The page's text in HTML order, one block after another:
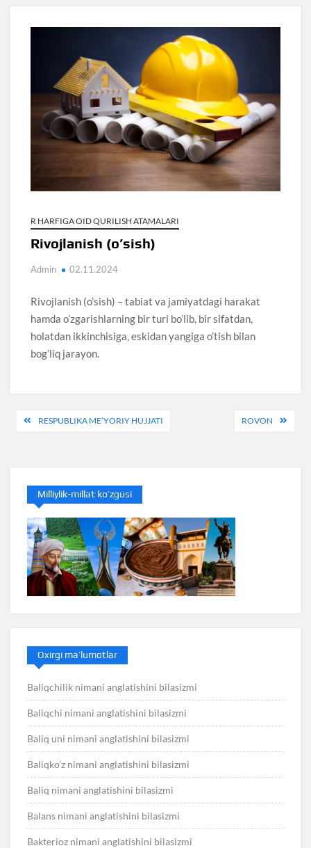
R HARFIGA OID QURILISH ATAMALARI
Rivojlanish (o’sish)
Admin 02.11.2024
Rivojlanish (o’sish) – tabiat va jamiyatdagi harakat
hamda o’zgarishlarning bir turi bo’lib, bir sifatdan,
holatdan ikkinchisiga, eskidan yangiga o’tish bilan
bog’liq jarayon.
PostRESPUBLIKA ME’YORIY HUJJATI ROVON
Milliylik-millat ko’zgusi
Oxirgi ma’lumotlar
Baliqchilik nimani anglatishini bilasizmi
Baliqchi nimani anglatishini bilasizmi
Baliq uni nimani anglatishini bilasizmi
Baliqko’z nimani anglatishini bilasizmi
Baliq nimani anglatishini bilasizmi
Balans nimani anglatishini bilasizmi
Bakterioz nimani anglatishini bilasizmi